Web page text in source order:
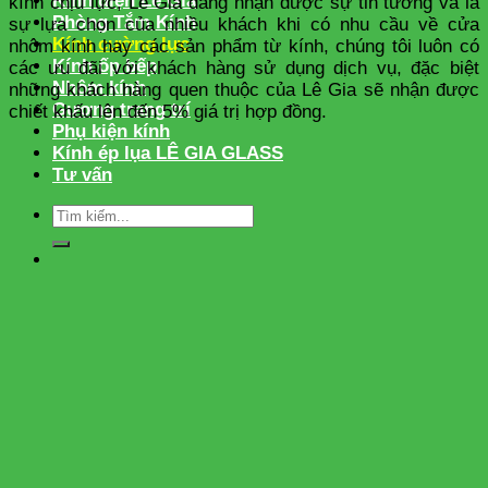
Phòng Tắm Kính
Kính cường lực
Kính ốp bếp
Nhôm kính
Gương trang trí
Phụ kiện kính
Kính ép lụa LÊ GIA GLASS
Tư vấn
sự lựa chọn của nhiều khách khi có nhu cầu về cửa
nhôm kính hay các sản phẩm từ kính, chúng tôi luôn có
các ưu đãi với khách hàng sử dụng dịch vụ, đặc biệt
những khách hàng quen thuộc của Lê Gia sẽ nhận được
chiết khấu lên đến 5% giá trị hợp đồng.